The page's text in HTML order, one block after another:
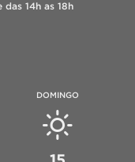
das 14h as 18h
DOMINGO